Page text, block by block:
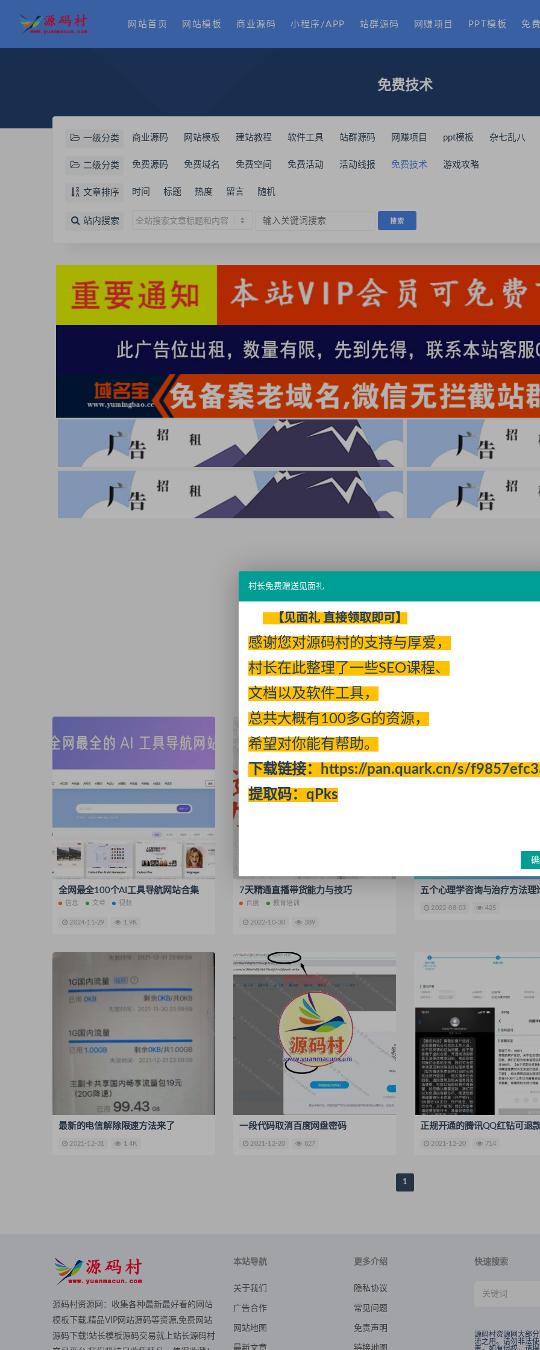
网站首页 网站模板 商业源码 小程序/APP 站群源码 网赚项目 PPT模板 免
免费技术
一级分类 商业源码 网站模板 建站教程 软件工具 站群源码 网赚项目 ppt模板 杂七乱八
二级分类 免费源码 免费域名 免费空间 免费活动 活动线报 免费技术 游戏攻略
文章排序 时间 标题 热度 留言 随机
站内搜索
全网最全100个AI工具导航网站合集
信息 文章 视频
2024-11-29 1.9K
7天精通直播带货能力与技巧
百度 教育培训
2022-10-30 389
五个心理学咨询与治疗方法理
2022-08-03 425
最新的电信解除限速方法来了
2021-12-31 1.4K
一段代码取消百度网盘密码
2021-12-20 827
正规开通的腾讯QQ红钻可退
2021-12-20 714
1
源码村资源网：收集各种最新最好看的网站
模板下载,精品VIP网站源码等资源,免费网站
源码下载!站长模板源码交易就上站长源码村
本站导航
关于我们
广告合作
网站地图
更多介绍
隐私协议
常见问题
免责声明
快速搜索
源码村资源网大部
流之用。请勿非法
村长免费赠送见面礼
【见面礼 直接领取即可】
感谢您对源码村的支持与厚爱，
村长在此整理了一些SEO课程、
文档以及软件工具，
总共大概有100多G的资源，
希望对你能有帮助。
下载链接：
https://pan.quark.cn/s/
提取码：qPks